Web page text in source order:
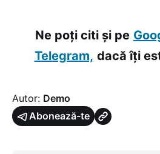
Ne poți citi și pe
Telegram, dacă îți
Autor: Demo
Abonează-te